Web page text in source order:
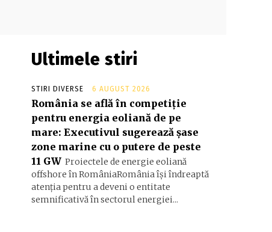
Ultimele stiri
STIRI DIVERSE 6 AUGUST 2026
România se află în competiție
pentru energia eoliană de pe
mare: Executivul sugerează șase
zone marine cu o putere de peste
11 GW Proiectele de energie eoliană
offshore în RomâniaRomânia își îndreaptă
atenția pentru a deveni o entitate
semnificativă în sectorul energiei...